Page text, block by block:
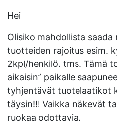
Hei
Olisiko mahdollista saada
tuotteiden rajoitus esim.
2kpl/henkilö. tms. Tämä
aikaisin” paikalle
tyhjentävät tuotelaatikot
täysin!!! Vaikka näkevät
ruokaa odottavia.